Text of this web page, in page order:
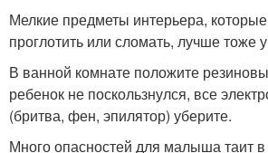
Мелкие предметы интерьера,
проглотить или сломать, лучше тоже
В ванной комнате положите
ребенок не поскользнулся, все
(бритва, фен, эпилятор) уберите.
Много опасностей для малыша таит в